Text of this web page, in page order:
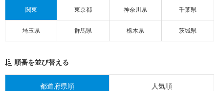
関東 東京都 神奈川県 千葉県
埼玉県 群馬県 栃木県 茨城県
順番を並び替える
都道府県順 人気順